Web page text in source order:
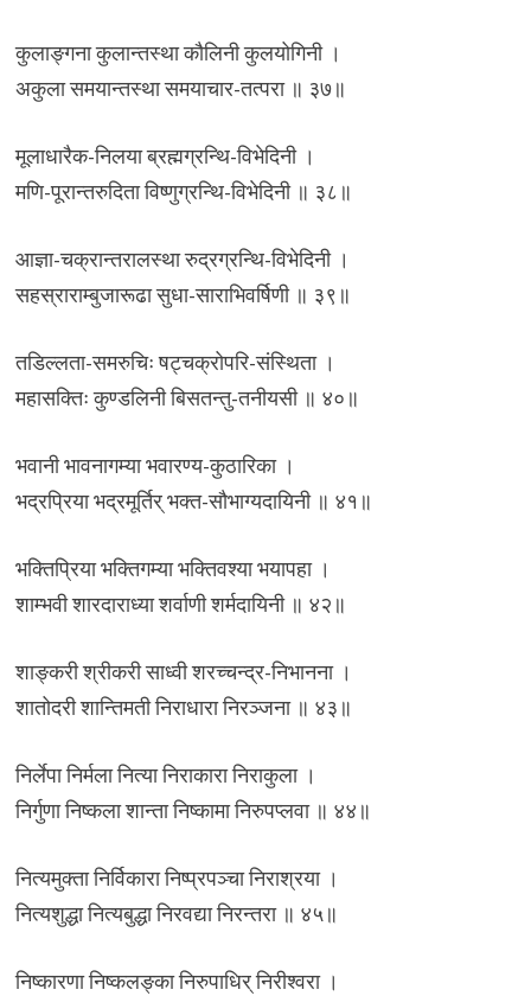
कुलाङ्गना कुलान्तस्था कौलिनी कुलयोगिनी ।
अकुला समयान्तस्था समयाचार-तत्परा ॥ ३७॥
मूलाधारैक-निलया ब्रह्मग्रन्थि-विभेदिनी ।
मणि-पूरान्तरुदिता विष्णुग्रन्थि-विभेदिनी ॥ ३८॥
आज्ञा-चक्रान्तरालस्था रुद्रग्रन्थि-विभेदिनी ।
सहस्राराम्बुजारूढा सुधा-साराभिवर्षिणी ॥ ३९॥
तडिल्लता-समरुचिः षट्चक्रोपरि-संस्थिता ।
महासक्तिः कुण्डलिनी बिसतन्तु-तनीयसी ॥ ४०॥
भवानी भावनागम्या भवारण्य-कुठारिका ।
भद्रप्रिया भद्रमूर्तिर् भक्त-सौभाग्यदायिनी ॥ ४१॥
भक्तिप्रिया भक्तिगम्या भक्तिवश्या भयापहा ।
शाम्भवी शारदाराध्या शर्वाणी शर्मदायिनी ॥ ४२॥
शाङ्करी श्रीकरी साध्वी शरच्चन्द्र-निभानना ।
शातोदरी शान्तिमती निराधारा निरञ्जना ॥ ४३॥
निर्लेपा निर्मला नित्या निराकारा निराकुला ।
निर्गुणा निष्कला शान्ता निष्कामा निरुपप्लवा ॥ ४४॥
नित्यमुक्ता निर्विकारा निष्प्रपञ्चा निराश्रया ।
नित्यशुद्धा नित्यबुद्धा निरवद्या निरन्तरा ॥ ४५॥
निष्कारणा निष्कलङ्का निरुपाधिर् निरीश्वरा ।